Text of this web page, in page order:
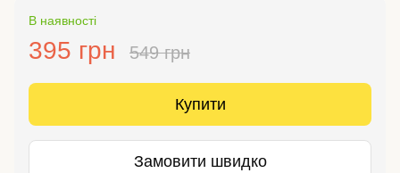
В наявності
395 грн 549 грн
Купити
Замовити швидко